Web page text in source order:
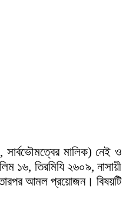
মালিক) নেই ও
১৬, তিরমিযি ২৬০৯, নাসায়ী
আমল প্রয়োজন। বিষয়টি